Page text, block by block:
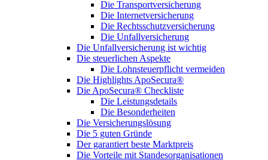
Die Transportversicherung
Die Internetversicherung
Die Rechtsschutzversicherung
Die Unfallversicherung
Die Unfallversicherung ist wichtig
Die steuerlichen Aspekte
Die Lohnsteuerpflicht vermeiden
Die Highlights ApoSecura®
Die ApoSecura® Checkliste
Die Leistungsdetails
Die Besonderheiten
Die Versicherungslösung
Die 5 guten Gründe
Der garantiert beste Marktpreis
Die Vorteile mit Standesorganisationen